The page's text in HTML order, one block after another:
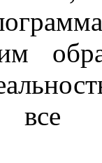
все